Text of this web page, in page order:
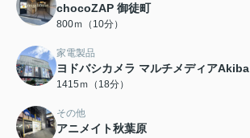
chocoZAP 御徒町
800ｍ（10分）
家電製品
ヨドバシカメラ マルチメディアAkiba
1415ｍ（18分）
その他
アニメイト秋葉原